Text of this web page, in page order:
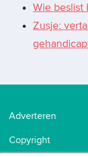
Wie beslist
Zusje:
Adverteren
Copyright